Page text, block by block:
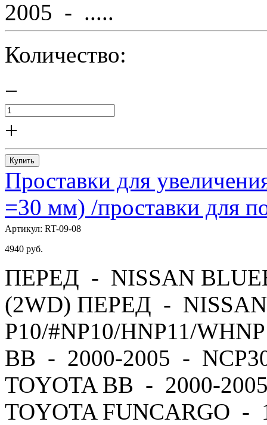
2005 - .....
Количество:
−
+
Купить
Проставки для
=30 мм) /проставки для
Артикул: RT-09-08
4940 руб.
ПЕРЕД - NISSAN
(2WD) ПЕРЕД -
P10/#NP10/HNP11/
BB - 2000-2005 -
TOYOTA BB - 2000-
TOYOTA FUNCARGO -